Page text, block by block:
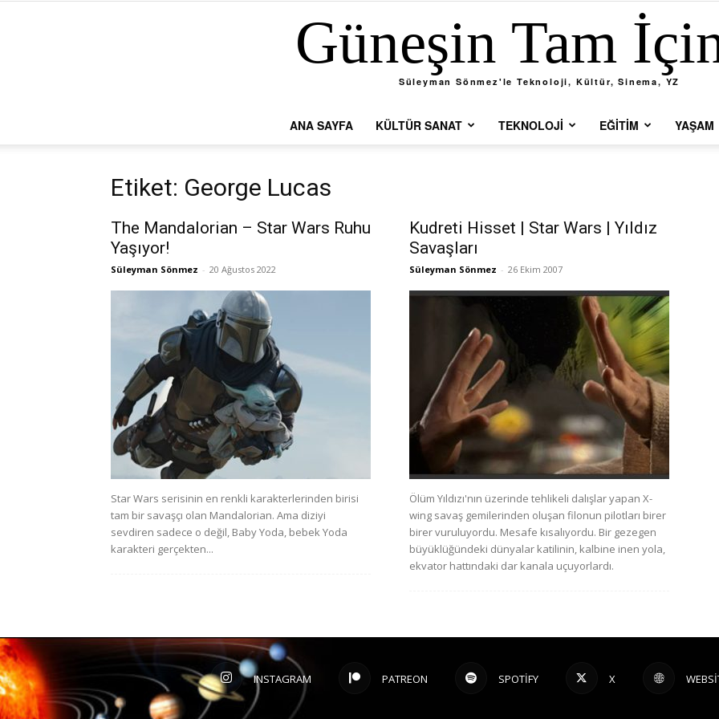
Güneşin Tam
Süleyman Sönmez'le Teknoloji, Kültür, Sinema, YZ
ANA SAYFA KÜLTÜR SANAT TEKNOLOJI EĞITIM YAŞAM
Etiket: George Lucas
The Mandalorian – Star Wars Ruhu
Yaşıyor!
Süleyman Sönmez - 20 Ağustos 2022
Star Wars serisinin en renkli karakterlerinden birisi
tam bir savaşçı olan Mandalorian. Ama diziyi
sevdiren sadece o değil, Baby Yoda, bebek Yoda
karakteri gerçekten...
Kudreti Hisset | Star Wars | Yıldız
Savaşları
Süleyman Sönmez - 26 Ekim 2007
Ölüm Yıldızı'nın üzerinde tehlikeli dalışlar yapan X-
wing savaş gemilerinden oluşan filonun pilotları birer
birer vuruluyordu. Mesafe kısalıyordu. Bir gezegen
büyüklüğündeki dünyalar katilinin, kalbine inen yola,
ekvator hattındaki dar kanala uçuyorlardı.
INSTAGRAM PATREON SPOTIFY X